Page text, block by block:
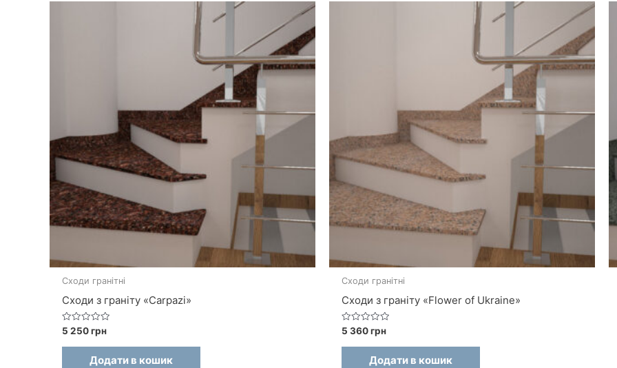
Сходи гранітні
Сходи з граніту «Carpazi»
О
і
5 250грн
Додати в кошик
Сходи гранітні
Сходи з граніту «Flower of Ukraine»
О
і
5 360грн
Додати в кошик